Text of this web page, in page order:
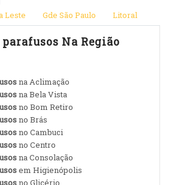
Leste Gde São Paulo Litoral
Na Região
na Aclimação
na Bela Vista
no Bom Retiro
no Brás
no Cambuci
no Centro
na Consolação
em Higienópolis
no Glicério